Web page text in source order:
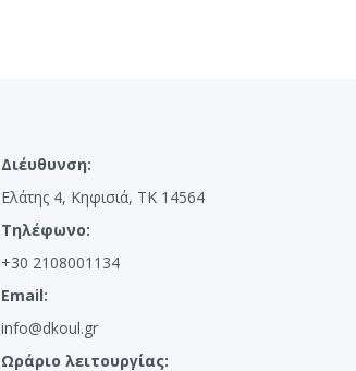
Διέυθυνση:
Ελάτης 4, Κηφισιά, ΤΚ 14564
Τηλέφωνο:
+30 2108001134
Email:
info@dkoul.gr
Ωράριο λειτουργίας: